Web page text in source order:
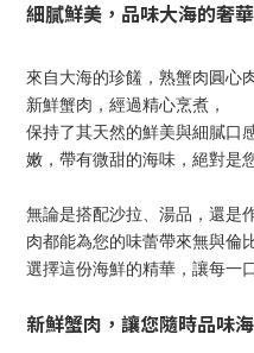
細膩鮮美，品味大海的奢華
來自大海的珍饈，熟蟹肉圓心
新鮮蟹肉，經過精心烹煮，
保持了其天然的鮮美與細膩口
嫩，帶有微甜的海味，絕對是
無論是搭配沙拉、湯品，還是
肉都能為您的味蕾帶來無與倫
選擇這份海鮮的精華，讓每一
新鮮蟹肉，讓您隨時品味